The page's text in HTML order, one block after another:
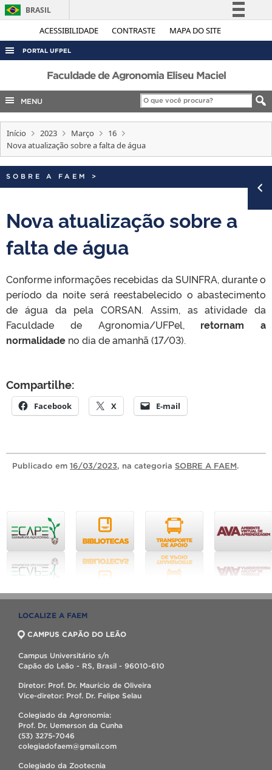
ACESSIBILIDADE CONTRASTE MAPA DO SITE
BRASIL
Simplifique!
Legislação
Canais
PORTAL UFPEL
ACESSO À INFORMAÇÃO
AUDITORIA
COBALTO
CONCURSOS
INTERNACIONAL
Faculdade de Agronomia Eliseu Maciel
MENU
Início 2023 Março
16
Nova atualização sobre a falta de água
SOBRE A FAEM >
Nova atualização sobre a
falta de água
Conforme informações recebidas da SUINFRA, durante o
período da noite será reestabelecido o abastecimento
de água da pela CORSAN. Assim, as atividade da
Faculdade de Agronomia/UFPel, retornam a
normalidade no dia de amanhã (17/03).
Compartilhe:
Facebook X E-mail
Publicado em 16/03/2023, na categoria SOBRE A FAEM.
LOCALIZE A FAEM
CAMPUS CAPÃO DO LEÃO
Campus Universitário s/n
Capão do Leão - RS, Brasil - 96010-610
Diretor: Prof. Dr. Maurício de Oliveira
Vice-diretor: Prof. Dr. Felipe Selau
Colegiado da Agronomia:
Prof. Dr. Uemerson da Cunha
(53) 3275-7046
colegiadofaem@gmail.com
Colegiado da Zootecnia